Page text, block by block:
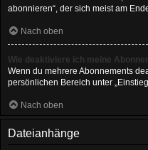
abonnieren“, der sich meist am
Nach oben
Wie deaktiviere ich meine
Wenn du mehrere Abonnements
persönlichen Bereich unter
Nach oben
Dateianhänge